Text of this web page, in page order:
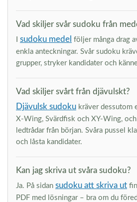
Vad skiljer svår sudoku från
sudoku medel följer många drag
enkla anteckningar. Svår sudoku
grupper, stryker kandidater och
Vad skiljer svårt från djävulskt?
Djävulsk sudoku kräver dessutom
X-Wing, Svärdfisk och XY-Wing, och
ledtrådar från början. Svåra pussel
och låsta kandidater.
Kan jag skriva ut svåra sudoku?
Ja. På sidan sudoku att skriva ut
PDF med lösningar – bra om du